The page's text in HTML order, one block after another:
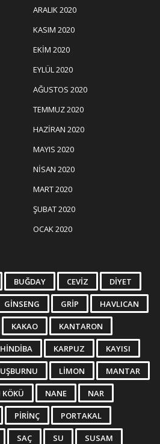
ARALIK 2020
KASIM 2020
EKIM 2020
EYLÜL 2020
AĞUSTOS 2020
TEMMUZ 2020
HAZIRAN 2020
MAYIS 2020
NISAN 2020
MART 2020
ŞUBAT 2020
OCAK 2020
BUĞDAY CEVIZ DIYET
GINSENG GRIP HAVLICAN
KAKAO KANTARON
KARPUZ KAYISI
LIMON MANTAR
KÖKÜ NANE NAR
PIRINÇ PORTAKAL
SAÇ SU SUSAM